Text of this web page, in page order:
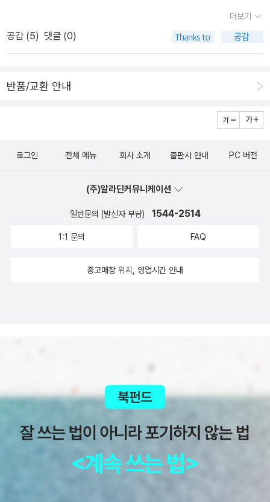
드러내보이기 때문에 그렇다. 그녀는 책의 곳곳에서 미국인으로서 특
나, 사건을 처리하는 방식에서 느껴지는 점들을 솔직히 밝히고 있으
들어 진압과정에서 미국의 경찰과 일본의 경찰의 차이에 대해 밝히고
있는데, 그것이 한편으로 이 사건의 진행에 미친 영향도 있음을 생각
케 하도록 한다.) 그리고 그것은 이 사건의 진행에서 일본 특유의 어
에 대해 생각하도록 한다. 어찌되었건 이 책을 읽는 (거의) 모든 독자
미덕은 사건을 벌인 그들을 '위험한 타자'로 내버려두지 않는다는 점
이다. 사건이 일어난 후 이 '숙청'을 둘러싸고 여러 각도에서 다양한
분석이 그것이다. 혹은 그들의 어떤 개인적인 특성에서 사건의 해답
심리적인 기제를 추적하려고 노력한다. 그것은 사회학자인 저자의 이
력으로 볼 때 이채롭다고 말할 수도 있는데, 저자는 오랜 시간 각종 기
록 및 관련자들을 만나려는 노력을 게을리하지 않으면서 이들이 벌인
같은 특수한 사례가 아닌 어떤 조직 내에서든 일어날 수 있었던 일임
게 거대한 사건으로 발전한 이유는 그 사건에 내재한 언뜻 사소해보
할 만큼 극도로 생명을 중시하는 기이한 휴머니즘 문화의 산물일 수
도 있다고. 궤변인가. 하지만 무엇이 비이성인가. 무엇이 광기이며 무
엇이 비극인가. 대체 우리는 어디까지 온 걸까. 어디쯤에서 헤엄치고
다해 헤엄을 칠 뿐이다. 적군파처럼.
인데, 보수든 진보든 이런 책에 별 관심이 없는 것 같아 아쉽기만 하
다. 4. <서해전쟁>. 김종대. 메디치. 군사잡지 '디펜스21'의 편
집장이자 국민TV 라디오에서 '김종대 정욱식의 진짜안보'를 진행중
NLL대화록 사건이 한국사회 이슈의 중심이던 시기에 나온 책이라 더
돌에 대해 다소간은 주관적이지만 비교적 한 쪽에 치우치지 않은 고
나온 고급정보들을 쓸어담아 잘 요리했으니 그럴만도 하다. 어찌됐든
을 그려 볼 수 있는 좋은 기회가 됐다. 5. <정치와 비전 3>. 셸던
을 꼽았다. 1,2 권의 존재는 어렴풋이 알고 있었다. 나온지 꽤 됐고 3
역돼면서 <정치와 비전>이 완역됐다. '전도된 전체주의' 라던지 '탈주
의 2차분으로 <신햄릿>과 <정의와 미소>가 나왔다. 제목만 보자면
후자를 더 읽고 싶어진다. 일본소설로 <여기에 시체를 버리지 마세요
즈를 계획했다. 그 1차분이 나왔고 전 10권의 완간은 올 6월까지 완
료된다고 한다. (6월에 2차분이 나오지 싶다.) <데미안> <수레바퀴
아래> <싯다르타> <황야의 늑대> <게르트루트>가 나왔는데 <게르
술>이 전집판으로 재출간되어 올려본다. <환상문학 걸작선
작품이고, 그래서 그런지는 몰라도 종이질과 책넘김(?)이 독일스러
운 느낌이 난다. 독일 레클람 문고본이나 고전을 묶은 양장을 넘겨본
내 어머니의 모든 것>이 눈에 띈다. 영미소설은 마크 트웨인
실 모르고 있었다. 아는게 힘이다. 그 외 <베타>와 <포르투나>를 집
종석의 <해피 패밀리>가 이주의 한국소설로 눈에 들어온다.
굵직한 시집도 발간됐는데 황동규 시인의 <사는 기쁨>과 이
성복 시인의 <래여래반다라>다. 무려 10년만의 시집이라고 하니 응
나>가 나왔다. 1956년 노벨문학상 수상자인 후안 라몬 히메네스의
더보기
공감 (5) 댓글 (0)
반품/교환 안내
로그인 전체 메뉴 회사 소개 출판사 안내 PC 버전
(주)알라딘커뮤니케이션
일반문의 (발신자 부담) 1544-2514
1:1 문의 FAQ
중고매장 위치, 영업시간 안내